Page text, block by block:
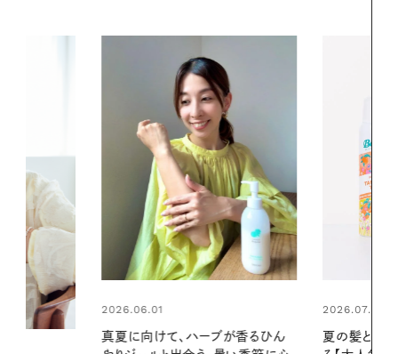
2026.07.24
夏の髪と心が瞬時にリフレッシュす
2026.06.01
お出かけ前